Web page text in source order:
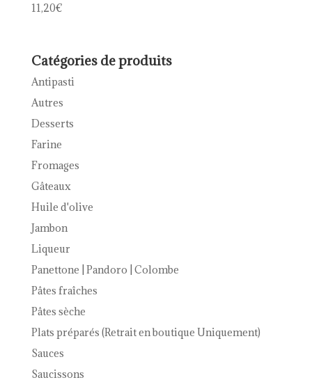
11,20€
Catégories de produits
Antipasti
Autres
Desserts
Farine
Fromages
Gâteaux
Huile d'olive
Jambon
Liqueur
Panettone | Pandoro | Colombe
Pâtes fraîches
Pâtes sèche
Plats préparés (Retrait en boutique Uniquement)
Sauces
Saucissons